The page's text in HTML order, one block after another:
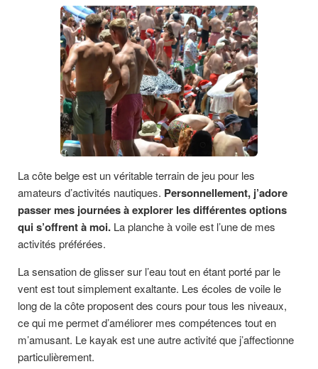
La côte belge est un véritable terrain de jeu pour les
amateurs d’activités nautiques. Personnellement, j’adore
passer mes journées à explorer les différentes options
qui s’offrent à moi. La planche à voile est l’une de mes
activités préférées.
La sensation de glisser sur l’eau tout en étant porté par le
vent est tout simplement exaltante. Les écoles de voile le
long de la côte proposent des cours pour tous les niveaux,
ce qui me permet d’améliorer mes compétences tout en
m’amusant. Le kayak est une autre activité que j’affectionne
particulièrement.